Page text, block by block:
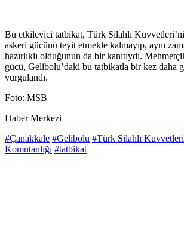
Bu etkileyici tatbikat, Türk Silahlı
askeri gücünü teyit etmekle kalmayıp, aynı
hazırlıklı olduğunun da bir kanıtıydı.
gücü, Gelibolu’daki bu tatbikatla bir kez daha
vurgulandı.
Foto: MSB
Haber Merkezi
#Çanakkale #Gelibolu #Türk Silahlı Kuvvetleri
Komutanlığı #tatbikat